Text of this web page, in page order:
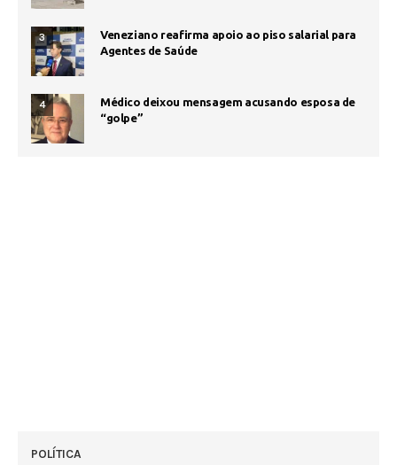
3
Veneziano reafirma apoio ao piso salarial para
Agentes de Saúde
4
Médico deixou mensagem acusando esposa de
“golpe”
POLÍTICA